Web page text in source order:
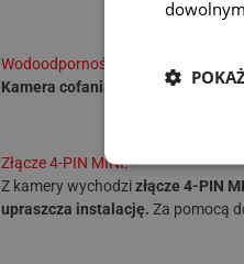
Wodoodporność:
Kamera cofania posiada
Złącze 4-PIN MINI:
Z kamery wychodzizłącze 4-PIN
upraszcza instalację. Za pomocą